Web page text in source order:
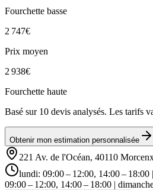
Fourchette basse
2 747€
Prix moyen
2 938€
Fourchette haute
Basé sur 10 devis analysés. Les tarifs
Obtenir mon estimation personnalisée
221 Av. de l'Océan, 40110
lundi: 09:00 – 12:00, 14:00 – 18:00
09:00 – 12:00, 14:00 – 18:00 |